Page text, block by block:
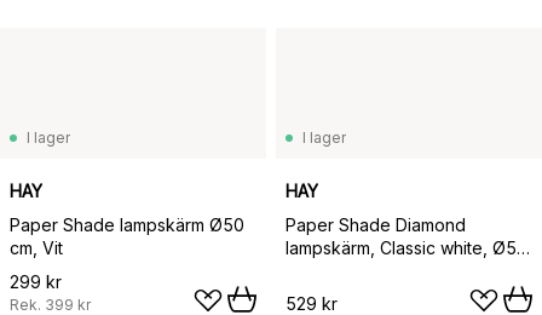
I lager
HAY
Paper Shade lampskärm Ø50
cm, Vit
299 kr
Rek. 399 kr
I lager
HAY
Paper Shade Diamond
lampskärm, Classic white, Ø50
529 kr